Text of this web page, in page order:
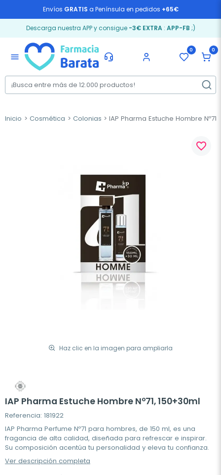
Envíos GRATIS a Península en pedidos +65€
Descarga nuestra APP y consigue -3€ EXTRA: APP-FB ;)
menu
0 0
Inicio Cosmética Colonias IAP Pharma Estuche Hombre Nº71,
Haz clic en la imagen para ampliarla
favorite_border
IAP Pharma Estuche Hombre Nº71, 150+30ml
Referencia: 181922
IAP Pharma Perfume Nº71 para hombres, de 150 ml, es una
fragancia de alta calidad, diseñada para refrescar e inspirar.
Su composición acentúa tu personalidad y eleva tu confianza.
Ver descripción completa